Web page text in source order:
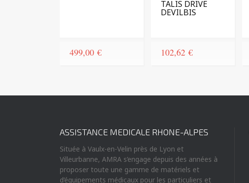
499,00 €
TALIS DRIVE
DEVILBIS
102,62 €
ASSISTANCE MEDICALE RHONE-ALPES
Située à Vaulx-en-Velin près de Lyon et
Villeurbanne, AMRA s’engage depuis des années à
proposer toute une gamme de matériels et
d’équipements médicaux pour les particuliers et